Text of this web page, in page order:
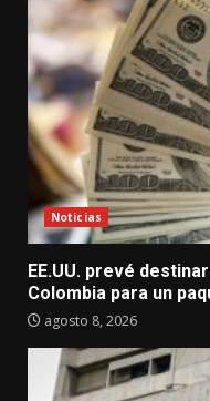
Noticias
EE.UU. prevé
Colombia para un
agosto 8, 2026